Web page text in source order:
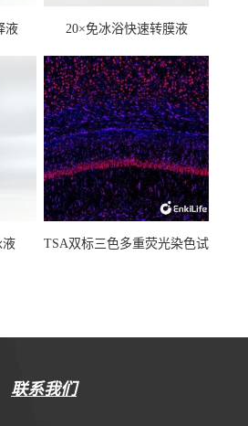
液 20×免冰浴快速转膜液
液
TSA双标三色多重荧光染色试
联系我们